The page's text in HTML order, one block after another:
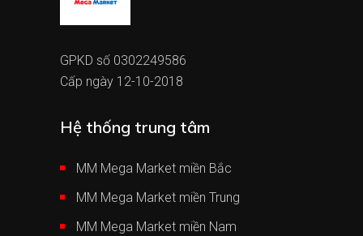
GPKD số 0302249586
Cấp ngày 12-10-2018
Hệ thống trung tâm
MM Mega Market miền Bắc
MM Mega Market miền Trung
MM Mega Market miền Nam